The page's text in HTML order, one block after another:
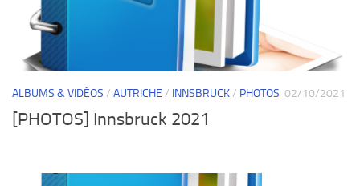
ALBUMS & VIDÉOS / AUTRICHE / INNSBRUCK/ PHOTOS 02/10/2021
[PHOTOS] Innsbruck 2021